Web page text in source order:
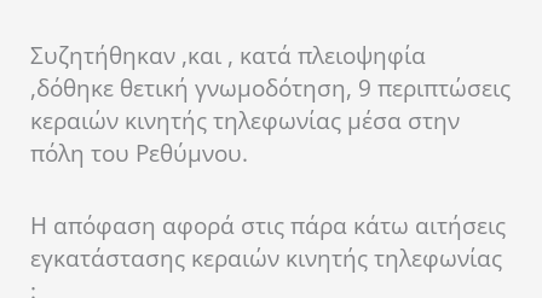
Συζητήθηκαν ,και , κατά πλειοψηφία
,δόθηκε θετική γνωμοδότηση, 9 περιπτώσεις
κεραιών κινητής τηλεφωνίας μέσα στην
πόλη του Ρεθύμνου.
Η απόφαση αφορά στις πάρα κάτω αιτήσεις
εγκατάστασης κεραιών κινητής τηλεφωνίας
: